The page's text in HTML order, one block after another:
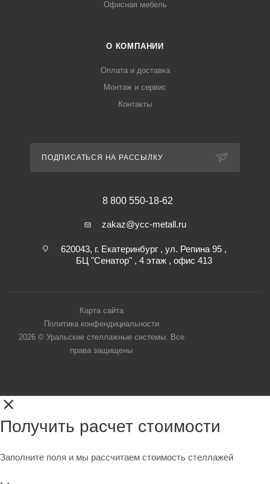
Офисная мебель
О КОМПАНИИ
Оплата и доставка
Монтаж и сервис
Контакты
ПОДПИСАТЬСЯ НА РАССЫЛКУ
8 800 550-18-62
zakaz@ycc-metall.ru
620043, г. Екатеринбург , ул. Репина 95 ,
БЦ "Сенатор" , 4 этаж , офис 413
Карта сайта
Политика конфендициальности
2026 © Уральские стеллажные системы. Все
права защищены
Получить расчет стоимости
Заполните поля и мы рассчитаем стоимость стеллажей